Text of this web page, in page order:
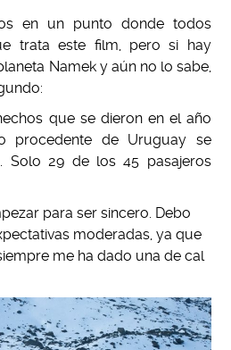
en un punto donde todos
trata este film, pero si hay
Namek y aún no lo sabe,
que se dieron en el año
procedente de Uruguay se
Solo 29 de los 45 pasajeros
para ser sincero. Debo
moderadas, ya que
me ha dado una de cal